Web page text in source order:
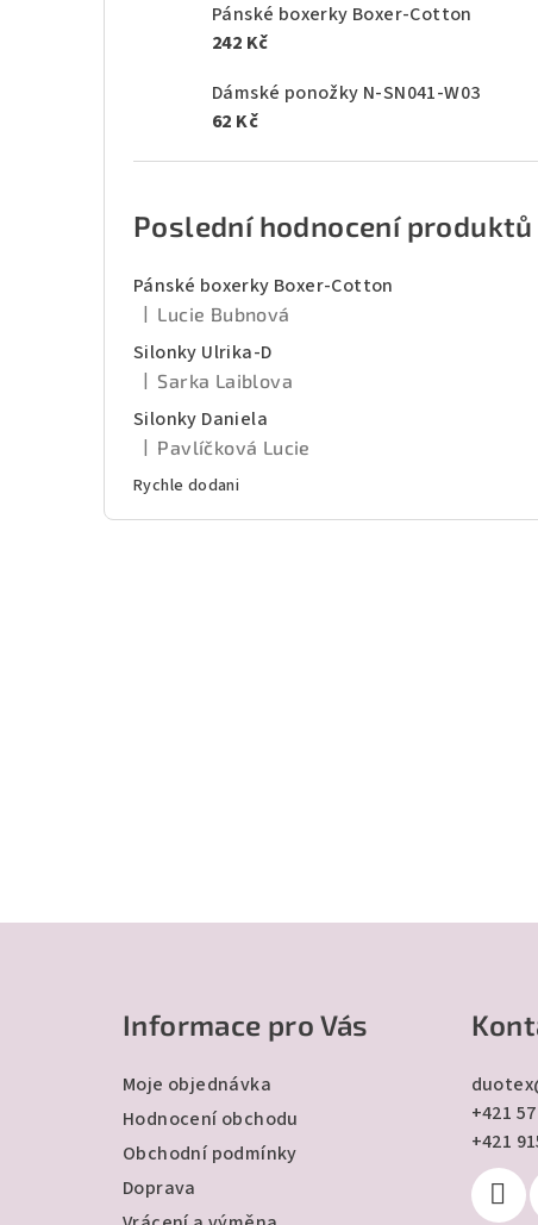
Pánské boxerky Boxer-Cotton
242 Kč
Dámské ponožky N-SN041-W03
62 Kč
Poslední hodnocení produktů
Pánské boxerky Boxer-Cotton
Hodnocení produktu je 5 z 5 hvězdiček.
Lucie Bubnová
Silonky Ulrika-D
Hodnocení produktu je 5 z 5 hvězdiček.
Sarka Laiblova
Silonky Daniela
Hodnocení produktu je 5 z 5 hvězdiček.
Pavlíčková Lucie
Rychle dodani
Informace pro Vás
Moje objednávka
Hodnocení obchodu
Obchodní podmínky
Doprava
duotex
+421
+421